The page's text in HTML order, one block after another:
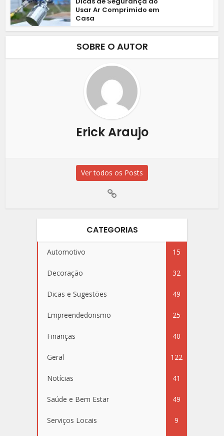
Usar Ar Comprimido em
Casa
SOBRE O AUTOR
Erick Araujo
Ver todos os Posts
CATEGORIAS
Automotivo 15
Decoração 32
Dicas e Sugestões 49
Empreendedorismo 25
Finanças 40
Geral 122
Notícias 41
Saúde e Bem Estar 49
Serviços Locais 9